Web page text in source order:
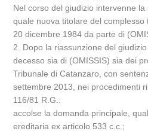
Nel corso del giudizio intervenne la
quale nuova titolare del
20 dicembre 1984 da parte di
2. Dopo la riassunzione del
decesso sia di (OMISSIS) sia dei
Tribunale di Catanzaro, con
settembre 2013, nei procedimenti
116/81 R.G.:
accolse la domanda principale,
ereditaria ex articolo 533 c.c.;